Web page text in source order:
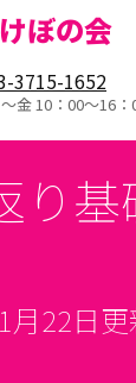
ぼの会
3715-1652
金 10：00〜16：
22日更